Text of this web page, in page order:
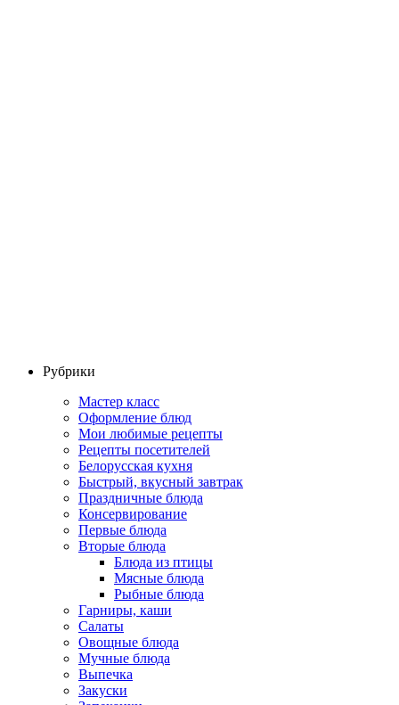
Рубрики
Мастер класс
Оформление блюд
Мои любимые рецепты
Рецепты посетителей
Белорусская кухня
Быстрый, вкусный завтрак
Праздничные блюда
Консервирование
Первые блюда
Вторые блюда
Блюда из птицы
Мясные блюда
Рыбные блюда
Гарниры, каши
Салаты
Овощные блюда
Мучные блюда
Выпечка
Закуски